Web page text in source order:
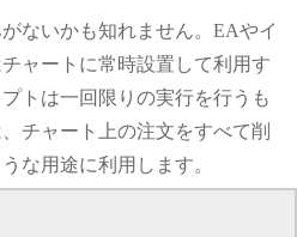
ないかも知れません。EAやイ
ャートに常時設置して利用す
トは一回限りの実行を行うも
チャート上の注文をすべて削
な用途に利用します。